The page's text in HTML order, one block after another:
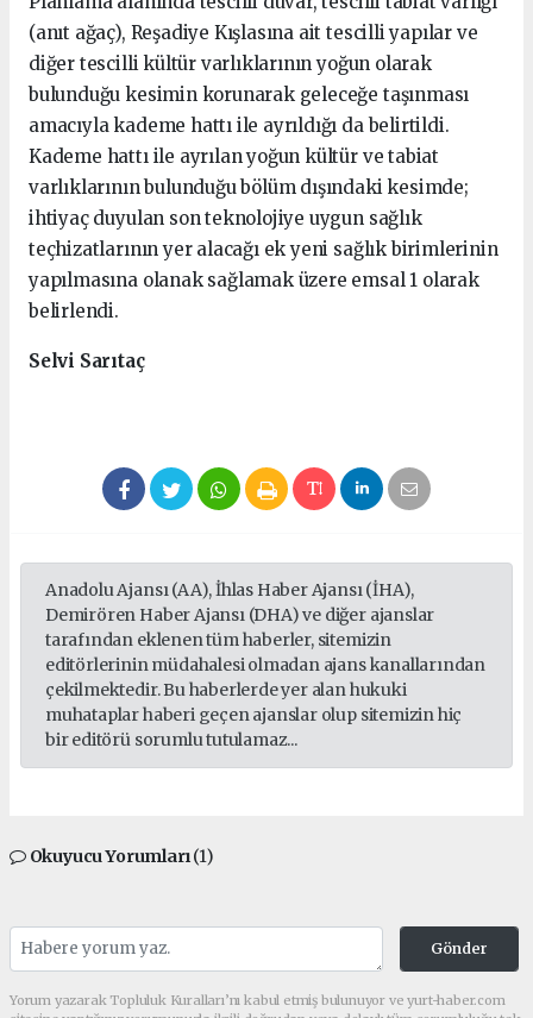
(anıt ağaç), Reşadiye Kışlasına ait tescilli yapılar ve
diğer tescilli kültür varlıklarının yoğun olarak
bulunduğu kesimin korunarak geleceğe taşınması
amacıyla kademe hattı ile ayrıldığı da belirtildi.
Kademe hattı ile ayrılan yoğun kültür ve tabiat
varlıklarının bulunduğu bölüm dışındaki kesimde;
ihtiyaç duyulan son teknolojiye uygun sağlık
teçhizatlarının yer alacağı ek yeni sağlık birimlerinin
yapılmasına olanak sağlamak üzere emsal 1 olarak
belirlendi.
Selvi Sarıtaç
Anadolu Ajansı (AA), İhlas Haber Ajansı (İHA),
Demirören Haber Ajansı (DHA) ve diğer ajanslar
tarafından eklenen tüm haberler, sitemizin
editörlerinin müdahalesi olmadan ajans kanallarından
çekilmektedir. Bu haberlerde yer alan hukuki
muhataplar haberi geçen ajanslar olup sitemizin hiç
bir editörü sorumlu tutulamaz...
Okuyucu Yorumları(1)
Gönder
Yorum yazarak Topluluk Kuralları’nı kabul etmiş bulunuyor ve yurt-haber.com